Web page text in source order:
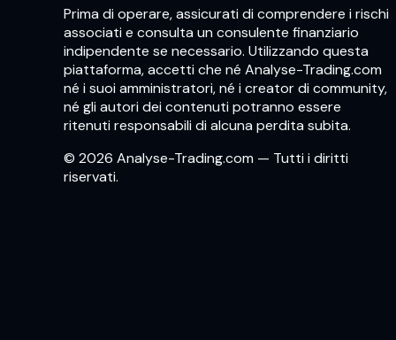
Prima di operare, assicurati di comprendere i rischi
associati e consulta un consulente finanziario
indipendente se necessario. Utilizzando questa
piattaforma, accetti che né Analyse-Trading.com
né i suoi amministratori, né i creator di community,
né gli autori dei contenuti potranno essere
ritenuti responsabili di alcuna perdita subita.
© 2026 Analyse-Trading.com — Tutti i diritti
riservati.